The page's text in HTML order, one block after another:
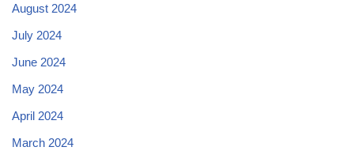
August 2024
July 2024
June 2024
May 2024
April 2024
March 2024